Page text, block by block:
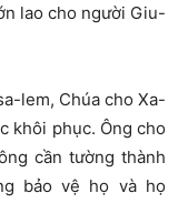
lao cho người Giu-
lem, Chúa cho Xa-
khôi phục. Ông cho
cần tường thành
bảo vệ họ và họ